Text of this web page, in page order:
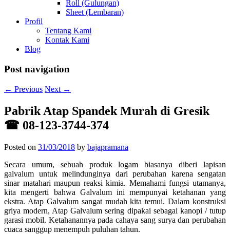
Roll (Gulungan)
Sheet (Lembaran)
Profil
Tentang Kami
Kontak Kami
Blog
Post navigation
← Previous Next →
Pabrik Atap Spandek Murah di Gresik
☎ 08-123-3744-374
Posted on 31/03/2018 by bajapramana
Secara umum, sebuah produk logam biasanya diberi lapisan
galvalum untuk melindunginya dari perubahan karena sengatan
sinar matahari maupun reaksi kimia. Memahami fungsi utamanya,
kita mengerti bahwa Galvalum ini mempunyai ketahanan yang
ekstra. Atap Galvalum sangat mudah kita temui. Dalam konstruksi
griya modern, Atap Galvalum sering dipakai sebagai kanopi / tutup
garasi mobil. Ketahanannya pada cahaya sang surya dan perubahan
cuaca sanggup menempuh puluhan tahun.